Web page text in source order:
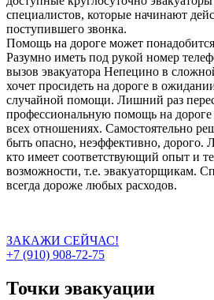
специалистов, которые начинают
поступившего звонка.
Помощь на дороге может
Разумно иметь под рукой номер
вызов эвакуатора Непецино в
хочет просидеть на дороге в
случайной помощи. Лишний раз
профессиональную помощь на
всех отношениях. Самостоятельно
быть опасно, неэффективно, дорого.
кто имеет соответствующий опыт и
возможности, т.е. эвакуаторщикам.
всегда дороже любых расходов.
ЗАКАЖИ СЕЙЧАС!
+7 (910) 908-72-75
Точки эвакуации